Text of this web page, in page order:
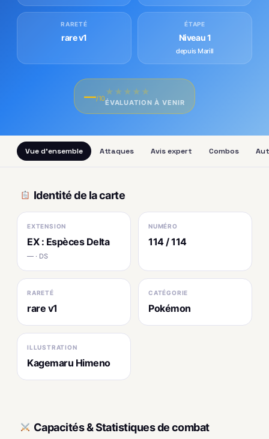
RARETÉ
rare v1
ÉTAPE
Niveau 1
depuis Marill
—/10
★ ★ ★ ★ ★
ÉVALUATION À VENIR
Vue d'ensemble Attaques Avis expert Combos
Identité de la carte
EXTENSION
EX : Espèces Delta
— · DS
NUMÉRO
114 / 114
RARETÉ
rare v1
CATÉGORIE
Pokémon
ILLUSTRATION
Kagemaru Himeno
Capacités & Statistiques de combat